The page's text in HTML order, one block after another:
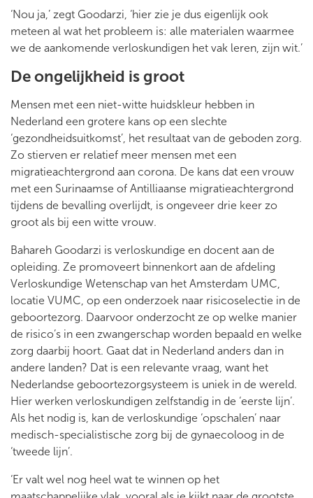
‘Nou ja,’ zegt Goodarzi, ‘hier zie je dus eigenlijk ook
meteen al wat het probleem is: alle materialen waarmee
we de aankomende verloskundigen het vak leren, zijn wit.’
De ongelijkheid is groot
Mensen met een niet-witte huidskleur hebben in
Nederland een grotere kans op een slechte
‘gezondheidsuitkomst’, het resultaat van de geboden zorg.
Zo stierven er relatief meer mensen met een
migratieachtergrond aan corona. De kans dat een vrouw
met een Surinaamse of Antilliaanse migratieachtergrond
tijdens de bevalling overlijdt, is ongeveer drie keer zo
groot als bij een witte vrouw.
Bahareh Goodarzi is verloskundige en docent aan de
opleiding. Ze promoveert binnenkort aan de afdeling
Verloskundige Wetenschap van het Amsterdam UMC,
locatie VUMC, op een onderzoek naar risicoselectie in de
geboortezorg. Daarvoor onderzocht ze op welke manier
de risico’s in een zwangerschap worden bepaald en welke
zorg daarbij hoort. Gaat dat in Nederland anders dan in
andere landen? Dat is een relevante vraag, want het
Nederlandse geboortezorgsysteem is uniek in de wereld.
Hier werken verloskundigen zelfstandig in de ‘eerste lijn’.
Als het nodig is, kan de verloskundige ‘opschalen’ naar
medisch-specialistische zorg bij de gynaecoloog in de
‘tweede lijn’.
‘Er valt wel nog heel wat te winnen op het